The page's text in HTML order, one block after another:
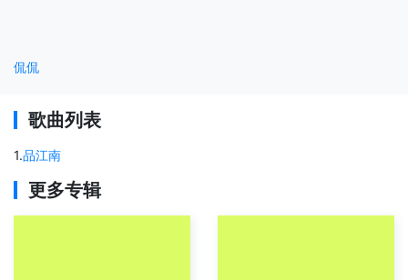
侃侃
歌曲列表
1.品江南
更多专辑